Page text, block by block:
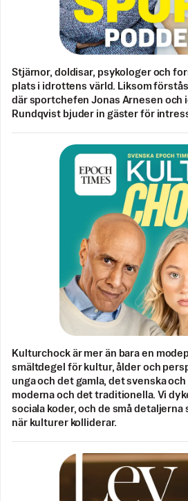
Stjärnor, doldisar, psykologer och
plats i idrottens värld. Liksom
där sportchefen Jonas Arnesen
Rundqvist bjuder in gäster för
Kulturchock är mer än bara en
smältdegel för kultur, ålder och
unga och det gamla, det svenska
moderna och det traditionella. Vi
sociala koder, och de små detaljerna
när kulturer kolliderar.